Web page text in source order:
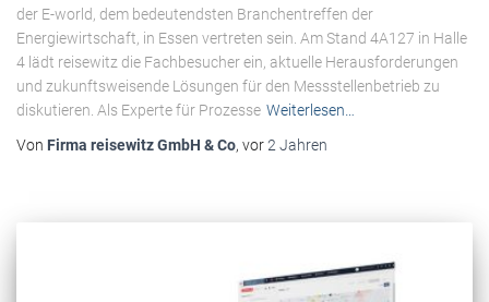
der E-world, dem bedeutendsten Branchentreffen der
Energiewirtschaft, in Essen vertreten sein. Am Stand 4A127 in Halle
4 lädt reisewitz die Fachbesucher ein, aktuelle Herausforderungen
und zukunftsweisende Lösungen für den Messstellenbetrieb zu
diskutieren. Als Experte für Prozesse Weiterlesen…
Von Firma reisewitz GmbH & Co, vor2 Jahren